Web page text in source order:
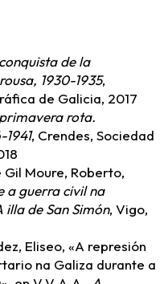
de la
1930-1935,
de Galicia, 2017
rota.
, Crendes, Sociedad
Moure, Roberto,
a guerra civil na
de San Simón, Vigo,
Eliseo, «A represión
na Galiza durante a